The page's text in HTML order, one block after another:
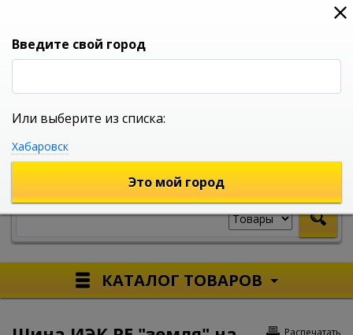
0
УНИВЕРСАЛЬНЫЙ ИНТЕРНЕТ МАГАЗИН
КАТАЛОГ ТОВАРОВ
Распечатать
Введите свой город
Или выберите из списка:
Хабаровск
Это мой город